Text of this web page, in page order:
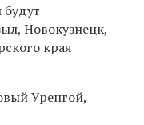
Новокузнецк,
края
Уренгой,